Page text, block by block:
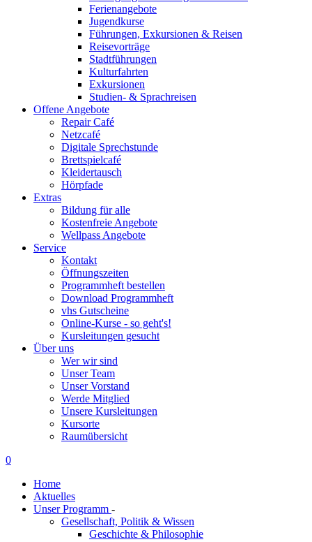
Ferienangebote
Jugendkurse
Führungen, Exkursionen & Reisen
Reisevorträge
Stadtführungen
Kulturfahrten
Exkursionen
Studien- & Sprachreisen
Offene Angebote
Repair Café
Netzcafé
Digitale Sprechstunde
Brettspielcafé
Kleidertausch
Hörpfade
Extras
Bildung für alle
Kostenfreie Angebote
Wellpass Angebote
Service
Kontakt
Öffnungszeiten
Programmheft bestellen
Download Programmheft
vhs Gutscheine
Online-Kurse - so geht's!
Kursleitungen gesucht
Über uns
Wer wir sind
Unser Team
Unser Vorstand
Werde Mitglied
Unsere Kursleitungen
Kursorte
Raumübersicht
0
Home
Aktuelles
Unser Programm -
Gesellschaft, Politik & Wissen
Geschichte & Philosophie